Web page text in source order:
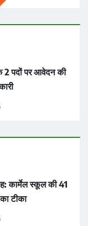
2 पदों पर आवेदन की
कार्मेल स्कूल की 41
टीका